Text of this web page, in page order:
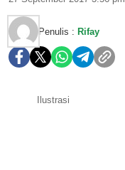
Penulis : Rifay
Ilustrasi